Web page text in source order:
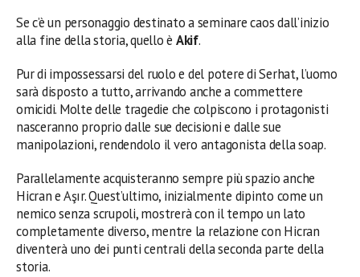
Se c’è un personaggio destinato a seminare caos dall’inizio
alla fine della storia, quello è Akif.
Pur di impossessarsi del ruolo e del potere di Serhat, l’uomo
sarà disposto a tutto, arrivando anche a commettere
omicidi. Molte delle tragedie che colpiscono i protagonisti
nasceranno proprio dalle sue decisioni e dalle sue
manipolazioni, rendendolo il vero antagonista della soap.
Parallelamente acquisteranno sempre più spazio anche
Hicran e Aşır. Quest’ultimo, inizialmente dipinto come un
nemico senza scrupoli, mostrerà con il tempo un lato
completamente diverso, mentre la relazione con Hicran
diventerà uno dei punti centrali della seconda parte della
storia.